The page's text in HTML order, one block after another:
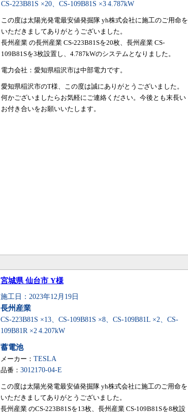
CS-223B81S ×20、CS-109B81S ×3 4.787kW
この度は太陽光発電最安値発掘隊 yh株式会社に施工のご用命を
いただきましてありがとうございました。
長州産業 の長州産業 CS-223B81Sを20枚、長州産業 CS-
109B81Sを3枚設置し、4.787kWのシステムとなりました。
電力会社：愛知県稲沢市は中部電力です。
愛知県稲沢市のT様、この度は誠にありがとうございました。
何かございましたらお気軽にご連絡ください。今後とも末長い
お付き合いをお願いいたします。
宮城県 仙台市 Y様
施工日：2023年12月19日
長州産業
CS-223B81S ×13、CS-109B81S ×8、CS-109B81L ×2、CS-
109B81R ×2 4.207kW
蓄電池
メーカー： TESLA
品番： 3012170-04-E
この度は太陽光発電最安値発掘隊 yh株式会社に施工のご用命を
いただきましてありがとうございました。
長州産業 のCS-223B81Sを13枚、長州産業 CS-109B81Sを8枚設